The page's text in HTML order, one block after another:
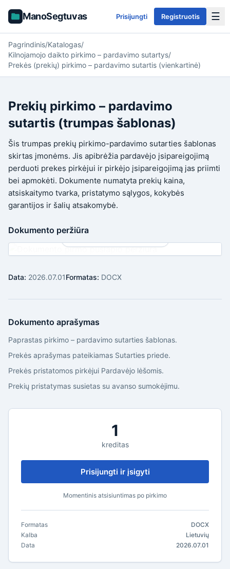
ManoSegtuvas Prisijungti Registruotis ☰
Pagrindinis/Katalogas/
Kilnojamojo daikto pirkimo – pardavimo sutartys/
Prekės (prekių) pirkimo – pardavimo sutartis (vienkartinė)
Prekių pirkimo – pardavimo
sutartis (trumpas šablonas)
Šis trumpas prekių pirkimo-pardavimo sutarties šablonas
skirtas įmonėms. Jis apibrėžia pardavėjo įsipareigojimą
perduoti prekes pirkėjui ir pirkėjo įsipareigojimą jas priimti
bei apmokėti. Dokumente numatyta prekių kaina,
atsiskaitymo tvarka, pristatymo sąlygos, kokybės
garantijos ir šalių atsakomybė.
Dokumento peržiūra
Data: 2026.07.01Formatas: DOCX
Dokumento aprašymas
Paprastas pirkimo – pardavimo sutarties šablonas.
Prekės aprašymas pateikiamas Sutarties priede.
Prekės pristatomos pirkėjui Pardavėjo lėšomis.
Prekių pristatymas susietas su avanso sumokėjimu.
1
kreditas
Prisijungti ir įsigyti
Momentinis atsisiuntimas po pirkimo
Formatas
DOCX
Kalba
Lietuvių
Data
2026.07.01